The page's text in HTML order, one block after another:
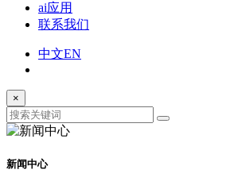
ai应用
联系我们
中文EN
×
新闻中心